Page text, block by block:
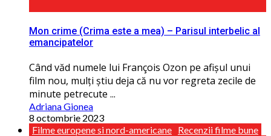
Mon crime (Crima este a mea) – Parisul interbelic al
emancipatelor
Când văd numele lui François Ozon pe afișul unui
film nou, mulți știu deja că nu vor regreta zecile de
minute petrecute ...
Adriana Gionea
8 octombrie 2023
Filme europene si nord-americane Recenzii filme bune